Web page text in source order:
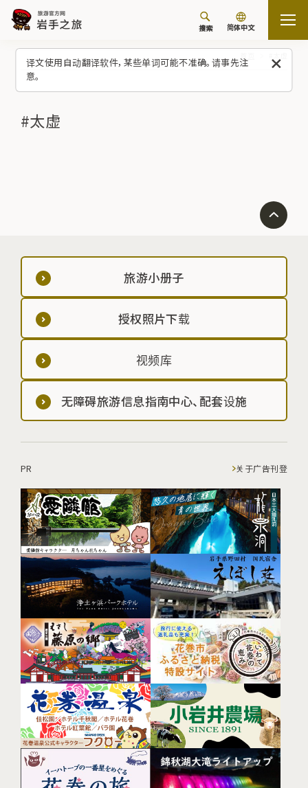
译文使用自动翻译软件，某些单词可能不准确。请事先注
意。
搜索 简体中文
#太虚
旅游小册子
授权照片下载
视频库
无障碍旅游信息指南中心、配套设施
PR 关于广告刊登